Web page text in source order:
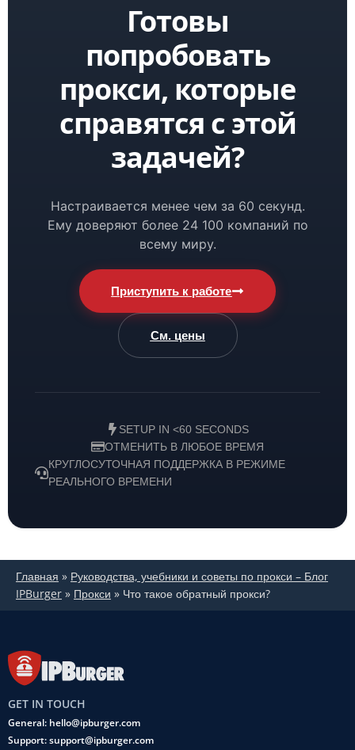
Готовы
попробовать
прокси, которые
справятся с этой
задачей?
Настраивается менее чем за 60 секунд.
Ему доверяют более 24 100 компаний по
всему миру.
Приступить к работе
См. цены
SETUP IN <60 SECONDS
ОТМЕНИТЬ В ЛЮБОЕ ВРЕМЯ
КРУГЛОСУТОЧНАЯ ПОДДЕРЖКА В РЕЖИМЕ
РЕАЛЬНОГО ВРЕМЕНИ
Главная » Руководства, учебники и советы по прокси – Блог
IPBurger » Прокси » Что такое обратный прокси?
GET IN TOUCH
General: hello@ipburger.com
Support: support@ipburger.com